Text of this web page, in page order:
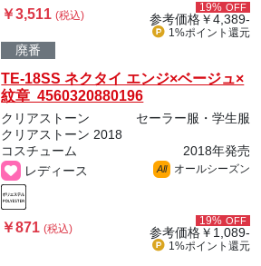
￥3,511(税込)
19% OFF
参考価格￥4,389-
1%ポイント 還元
廃番
TE-18SS ネクタイ エンジ×ベージュ×
紋章 4560320880196
クリアストーン
セーラー服・学生服
クリアストーン 2018
コスチューム
2018年発売
レディース
All オールシーズン
￥871(税込)
19% OFF
参考価格￥1,089-
1%ポイント 還元